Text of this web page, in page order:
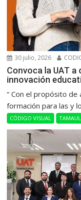
30 julio, 2026
Convoca la UAT
innovación
“ Con el propósito
formación para las y
CÓDIGO VISUAL